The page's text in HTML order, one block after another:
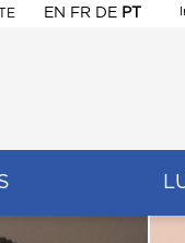
EN FR DE PT